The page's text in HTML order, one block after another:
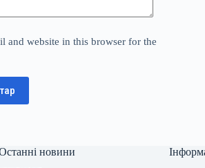
and website in this browser for the
новини